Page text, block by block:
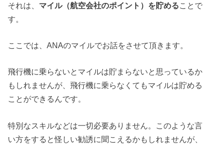
それは、 マイル（航空会社のポイント）を貯める ことで
す。
ここでは、ANAのマイルでお話をさせて頂きます。
飛行機に乗らないとマイルは貯まらないと思っているか
もしれませんが、飛行機に乗らなくてもマイルは貯める
ことができるんです。
特別なスキルなどは一切必要ありません。このような言
い方をすると怪しい勧誘に聞こえるかもしれませんが、